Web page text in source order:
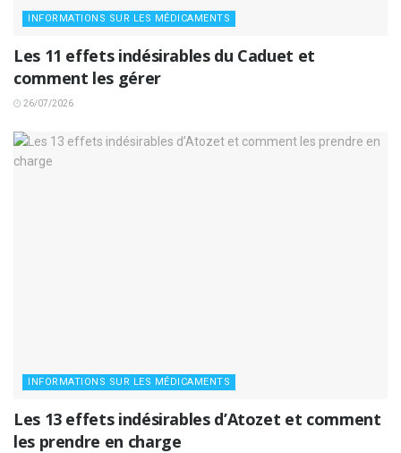
INFORMATIONS SUR LES MÉDICAMENTS
Les 11 effets indésirables du Caduet et
comment les gérer
26/07/2026
INFORMATIONS SUR LES MÉDICAMENTS
Les 13 effets indésirables d’Atozet et comment
les prendre en charge